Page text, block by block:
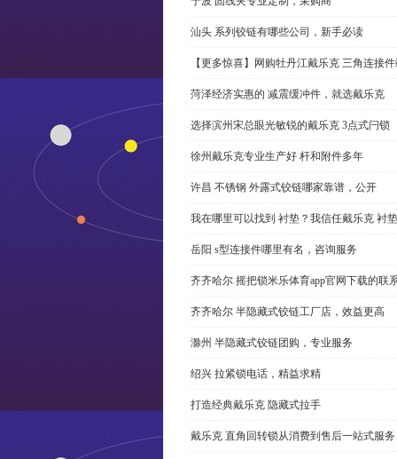
汕头 系列铰链有哪些公司，新手必读
【更多惊喜】网购牡丹江戴乐克 三角连接
菏泽经济实惠的 减震缓冲件，就选戴乐克
选择滨州宋总眼光敏锐的戴乐克 3点式闩锁
徐州戴乐克专业生产好 杆和附件多年
许昌 不锈钢 外露式铰链哪家靠谱，公开
我在哪里可以找到 衬垫？我信任戴乐克 衬
岳阳 s型连接件哪里有名，咨询服务
齐齐哈尔 摇把锁米乐体育app官网下载的联
齐齐哈尔 半隐藏式铰链工厂店，效益更高
滁州 半隐藏式铰链团购，专业服务
绍兴 拉紧锁电话，精益求精
打造经典戴乐克 隐藏式拉手
戴乐克 直角回转锁从消费到售后一站式服务